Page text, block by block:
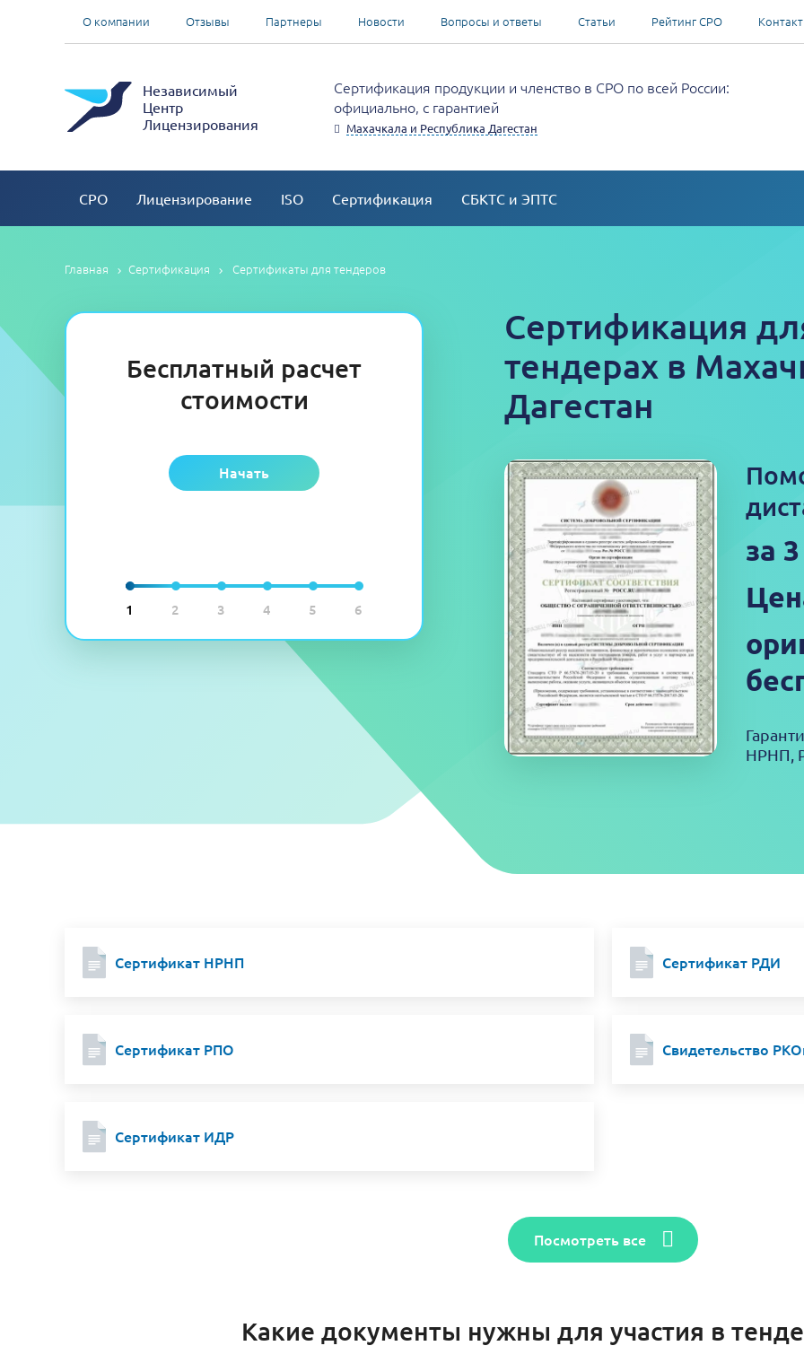
О компании Отзывы Партнеры Новости Вопросы и ответы Статьи Рейтинг СРО
Независимый
Центр
Лицензирования
Сертификация продукции и членство в СРО по всей России:
официально, с гарантией
Махачкала и Республика Дагестан
СРО Лицензирование ISO Сертификация СБКТС и ЭПТС
Главная Сертификация Сертификаты для тендеров
1 2 3 4 5 6
Бесплатный расчет
стоимости
Начать
Сертификация
тендерах в
Дагестан
за
НРНП,
Сертификат НРНП Сертификат РДИ
Сертификат РПО Свидетельство
Сертификат ИДР
Посмотреть все
Какие документы нужны для участия в